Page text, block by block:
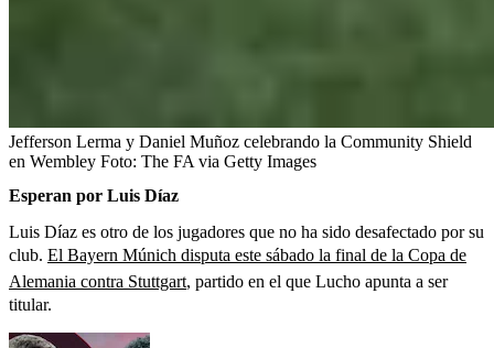
Jefferson Lerma y Daniel Muñoz celebrando la Community Shield
en Wembley Foto: The FA via Getty Images
Esperan por Luis Díaz
Luis Díaz es otro de los jugadores que no ha sido desafectado por su
club. El Bayern Múnich disputa este sábado la final de la Copa de
Alemania contra Stuttgart, partido en el que Lucho apunta a ser
titular.